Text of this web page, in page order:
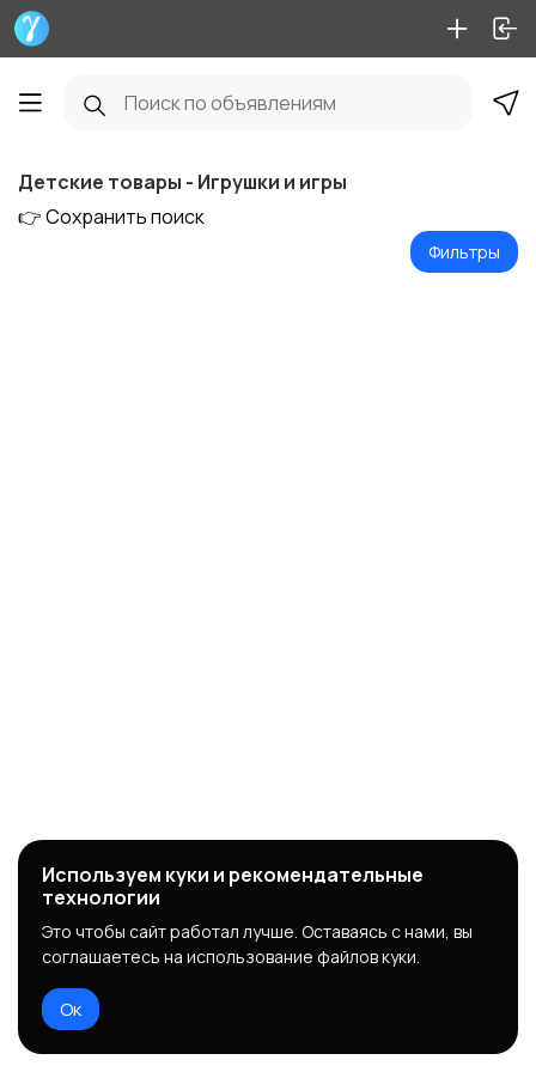
Детские товары - Игрушки и игры
👉 Сохранить поиск
Фильтры
Используем куки и рекомендательные
технологии
Это чтобы сайт работал лучше. Оставаясь с нами, вы
соглашаетесь на использование файлов куки.
Ок